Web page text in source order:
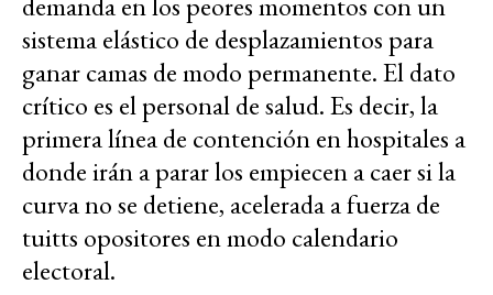
sistema elástico de desplazamientos para
ganar camas de modo permanente. El dato
crítico es el personal de salud. Es decir, la
primera línea de contención en hospitales a
donde irán a parar los empiecen a caer si la
curva no se detiene, acelerada a fuerza de
tuitts opositores en modo calendario
electoral.